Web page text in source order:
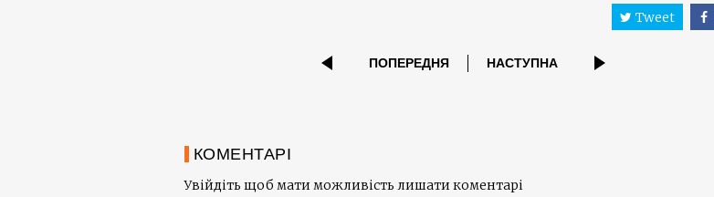
Tweet
ПОПЕРЕДНЯ НАСТУПНА
КОМЕНТАРІ
Увійдіть щоб мати можливість лишати коментарі